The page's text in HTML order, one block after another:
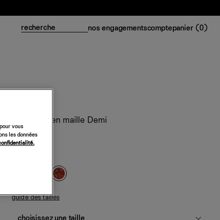
nos engagementscomptepanier (0)
Ensemble en maille Demi
198 €
guide des tailles
vous
les données